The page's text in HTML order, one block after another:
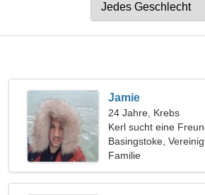
Jamie
24 Jahre, Krebs
Kerl sucht eine
Basingstoke,
Familie